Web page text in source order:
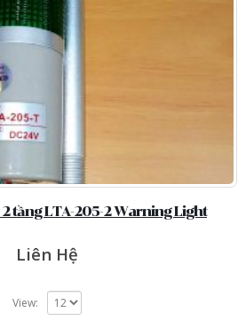
tầng LTA-205-2 Warning Light
Liên Hệ
View: